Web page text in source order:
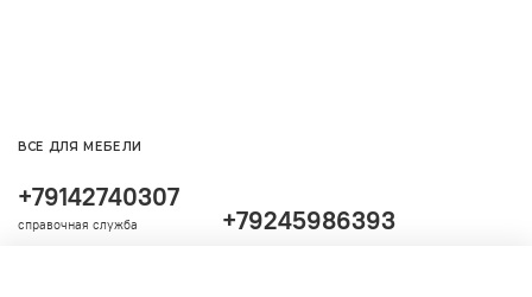
+79142740307
справочная служба +79245986393
ВСЕ ДЛЯ МЕБЕЛИ